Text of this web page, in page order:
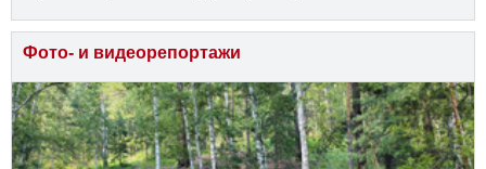
Фото- и видеорепортажи